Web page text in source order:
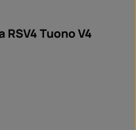
Tuono V4
la quantità